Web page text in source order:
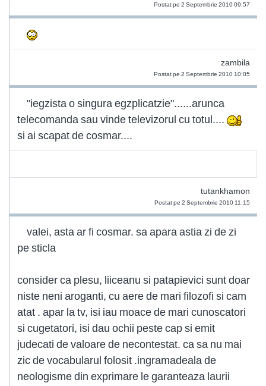
Postat pe 2 Septembrie 2010 09:57
zambila
Postat pe 2 Septembrie 2010 10:05
"iegzista o singura egzplicatzie"......arunca
telecomanda sau vinde televizorul cu totul....
si ai scapat de cosmar....
tutankhamon
Postat pe 2 Septembrie 2010 11:15
valei, asta ar fi cosmar. sa apara astia zi de zi
pe sticla
consider ca plesu, liiceanu si patapievici sunt doar
niste neni aroganti, cu aere de mari filozofi si cam
atat . apar la tv, isi iau moace de mari cunoscatori
si cugetatori, isi dau ochii peste cap si emit
judecati de valoare de necontestat. ca sa nu mai
zic de vocabularul folosit .ingramadeala de
neologisme din exprimare le garanteaza laurii